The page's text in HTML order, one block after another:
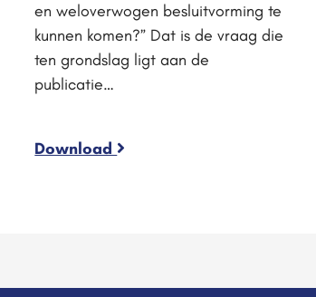
en weloverwogen besluitvorming te
kunnen komen?” Dat is de vraag die
ten grondslag ligt aan de
publicatie…
Download